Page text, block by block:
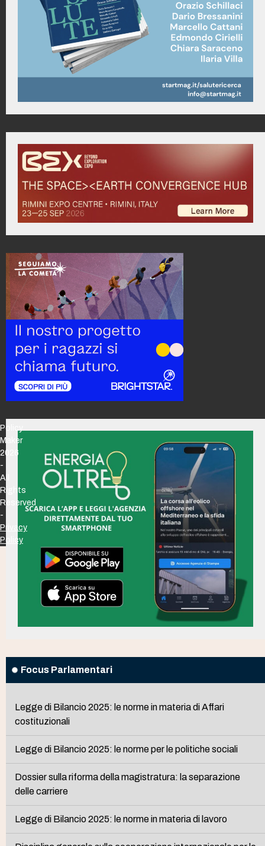
Focus Parlamentari
Legge di Bilancio 2025: le norme in materia di Affari
costituzionali
Legge di Bilancio 2025: le norme per le politiche sociali
Dossier sulla riforma della magistratura: la separazione
delle carriere
Legge di Bilancio 2025: le norme in materia di lavoro
Policy
Maker
2026
-
All
Rights
Reserved
-
Privacy
Policy